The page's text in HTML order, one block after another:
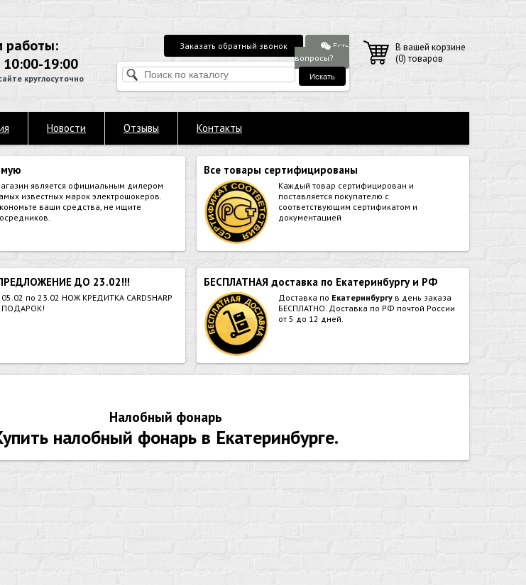
работы:
10:00-19:00
круглосуточно
Заказать обратный звонок
Есть
вопросы?
В вашей корзине
(0) товаров
Новости Отзывы Контакты
является официальным дилером
известных марок электрошокеров.
ваши средства, не ищите
Все товары сертифицированы
Каждый товар сертифицирован и
поставляется покупателю с
соответствующим сертификатом и
документацией
ДО 23.02!!!
05.02 по 23.02 НОЖ КРЕДИТКА CARDSHARP
ПОДАРОК!
БЕСПЛАТНАЯ доставка по Екатеринбургу и РФ
Доставка по Екатеринбургу в день заказа
БЕСПЛАТНО. Доставка по РФ почтой России
от 5 до 12 дней.
Налобный фонарь
налобный фонарь в Екатеринбурге.